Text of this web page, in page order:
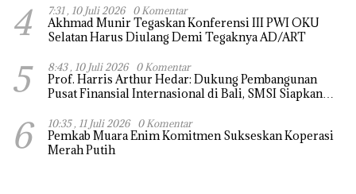
4 7:31 , 10 Juli 2026 0 Komentar
Akhmad Munir Tegaskan Konferensi III PWI OKU
Selatan Harus Diulang Demi Tegaknya AD/ART
5 8:43 , 10 Juli 2026 0 Komentar
Prof. Harris Arthur Hedar: Dukung Pembangunan
Pusat Finansial Internasional di Bali, SMSI Siapkan
6 10:35 , 11 Juli 2026 0 Komentar
Pemkab Muara Enim Komitmen Sukseskan Koperasi
Merah Putih